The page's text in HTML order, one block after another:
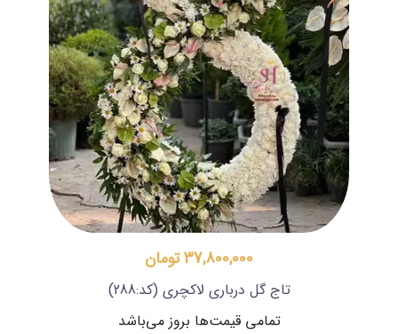
37,800,000 تومان
تاج گل درباری لاکچری (کد:288)
تمامی قیمت‌ها بروز می‌باشد